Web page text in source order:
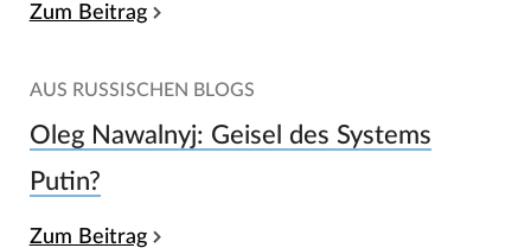
Zum Beitrag
AUS RUSSISCHEN BLOGS
Oleg Nawalnyj: Geisel des Systems
Putin?
Zum Beitrag